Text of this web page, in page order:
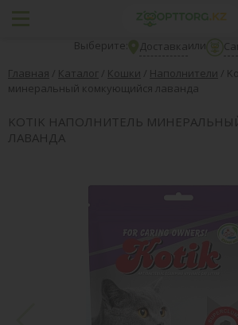
Выберите: Доставкаили
Главная / Каталог / Кошки / Наполнители /
минеральный комкующийся лаванда
KOTIK НАПОЛНИТЕЛЬ
ЛАВАНДА